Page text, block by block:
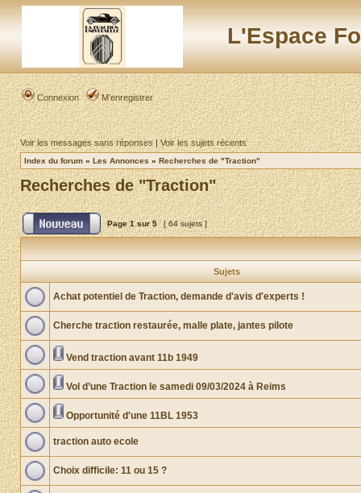
L'Espace
Connexion M’enregistrer
Voir les messages sans réponses|Voir les sujets récents
Index du forum » Les Annonces » Recherches de "Traction"
Recherches de "Traction"
Page1sur5 [ 64 sujets ]
Sujets
Achat potentiel de Traction, demande d'avis d'experts !
Cherche traction restaurée, malle plate, jantes pilote
Vend traction avant 11b 1949
Vol d’une Traction le samedi 09/03/2024 à Reims
Opportunité d'une 11BL 1953
traction auto ecole
Choix difficile: 11 ou 15 ?